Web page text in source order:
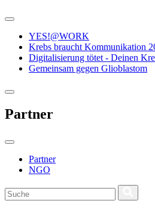
YES!@WORK
Krebs braucht Kommunikation
Digitalisierung tötet - Deinen
Gemeinsam gegen Glioblastom
Partner
Partner
NGO